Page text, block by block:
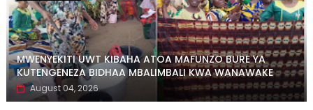
MWENYEKITI UWT KIBAHA ATOA MAFUNZO BURE YA
KUTENGENEZA BIDHAA MBALIMBALI KWA WANAWAKE
August 04, 2026